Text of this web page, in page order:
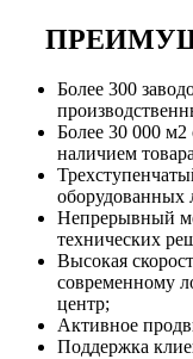
Более 300
Более 30 000
наличием
оборудованных
Непрерывный
технических
Высокая
современному
центр;
Активное
Поддержка